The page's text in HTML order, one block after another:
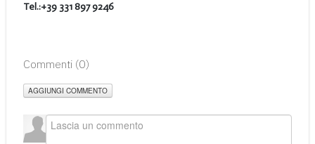
Tel.:+39 331 897 9246
Commenti (0)
AGGIUNGI COMMENTO